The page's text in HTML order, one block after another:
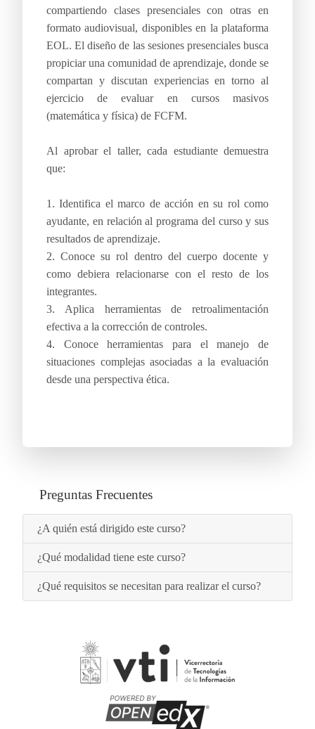
compartiendo clases presenciales con otras en
formato audiovisual, disponibles en la plataforma
EOL. El diseño de las sesiones presenciales busca
propiciar una comunidad de aprendizaje, donde se
compartan y discutan experiencias en torno al
ejercicio de evaluar en cursos masivos
(matemática y física) de FCFM.
Al aprobar el taller, cada estudiante demuestra
que:
1. Identifica el marco de acción en su rol como
ayudante, en relación al programa del curso y sus
resultados de aprendizaje.
2. Conoce su rol dentro del cuerpo docente y
como debiera relacionarse con el resto de los
integrantes.
3. Aplica herramientas de retroalimentación
efectiva a la corrección de controles.
4. Conoce herramientas para el manejo de
situaciones complejas asociadas a la evaluación
desde una perspectiva ética.
Preguntas Frecuentes
¿A quién está dirigido este curso?
¿Qué modalidad tiene este curso?
¿Qué requisitos se necesitan para realizar el curso?